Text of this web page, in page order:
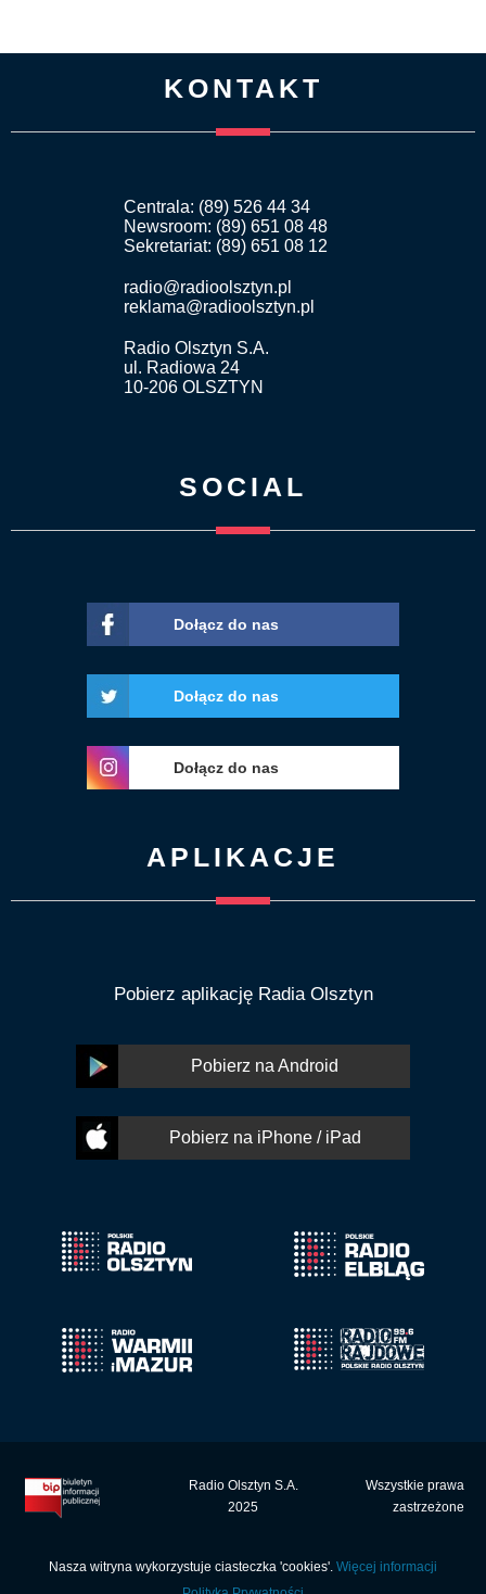
KONTAKT
Centrala: (89) 526 44 34
Newsroom: (89) 651 08 48
Sekretariat: (89) 651 08 12
radio@radioolsztyn.pl
reklama@radioolsztyn.pl
Radio Olsztyn S.A.
ul. Radiowa 24
10-206 OLSZTYN
SOCIAL
Dołącz do nas
Dołącz do nas
Dołącz do nas
APLIKACJE
Pobierz aplikację Radia Olsztyn
Pobierz na Android
Pobierz na iPhone / iPad
Radio Olsztyn S.A.
2025
Wszystkie prawa
zastrzeżone
Nasza witryna wykorzystuje ciasteczka 'cookies'. Więcej informacji